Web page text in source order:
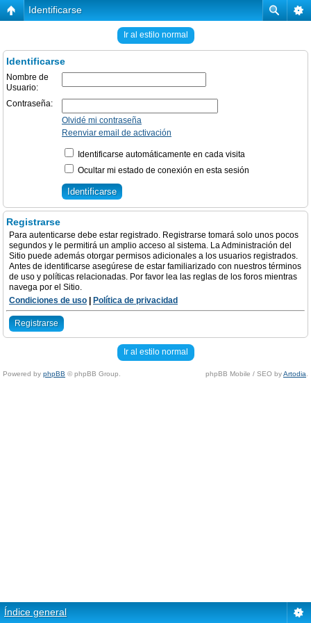
Identificarse
Ir al estilo normal
Identificarse
Nombre de
Usuario:
Contraseña:
Olvidé mi contraseña
Reenviar email de activación
Identificarse automáticamente en cada visita
Ocultar mi estado de conexión en esta sesión
Registrarse
Para autenticarse debe estar registrado. Registrarse tomará solo unos pocos
segundos y le permitirá un amplio acceso al sistema. La Administración del
Sitio puede además otorgar permisos adicionales a los usuarios registrados.
Antes de identificarse asegúrese de estar familiarizado con nuestros términos
de uso y políticas relacionadas. Por favor lea las reglas de los foros mientras
navega por el Sitio.
Condiciones de uso
Política de privacidad
Registrarse
Ir al estilo normal
Powered by phpBB © phpBB Group. phpBB Mobile / SEO byArtodia
Índice general